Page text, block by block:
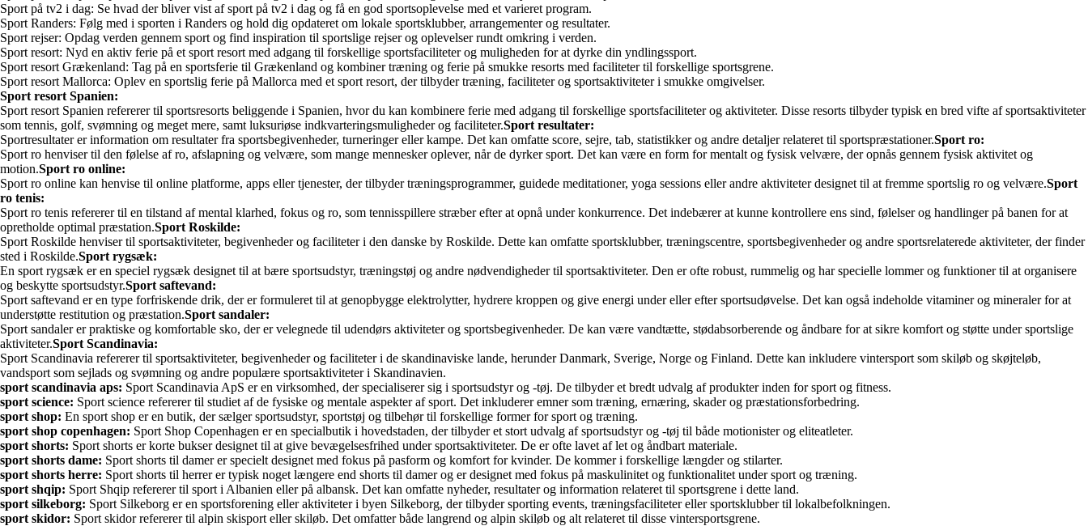
Sport på tv2 i dag: Se hvad der bliver vist af sport på tv2 i dag og få en god sportsoplevelse med et varieret program.
Sport Randers: Følg med i sporten i Randers og hold dig opdateret om lokale sportsklubber, arrangementer og resultater.
Sport rejser: Opdag verden gennem sport og find inspiration til sportslige rejser og oplevelser rundt omkring i verden.
Sport resort: Nyd en aktiv ferie på et sport resort med adgang til forskellige sportsfaciliteter og muligheden for at dyrke din yndlingssport.
Sport resort Grækenland: Tag på en sportsferie til Grækenland og kombiner træning og ferie på smukke resorts med faciliteter til forskellige sportsgrene.
Sport resort Mallorca: Oplev en sportslig ferie på Mallorca med et sport resort, der tilbyder træning, faciliteter og sportsaktiviteter i smukke omgivelser.
Sport resort Spanien:
Sport resort Spanien refererer til sportsresorts beliggende i Spanien, hvor du kan kombinere ferie med adgang til forskellige sportsfaciliteter og aktiviteter. Disse resorts tilbyder typisk en bred vifte af sportsaktiviteter
som tennis, golf, svømning og meget mere, samt luksuriøse indkvarteringsmuligheder og faciliteter.Sport resultater:
Sportresultater er information om resultater fra sportsbegivenheder, turneringer eller kampe. Det kan omfatte score, sejre, tab, statistikker og andre detaljer relateret til sportspræstationer.Sport ro:
Sport ro henviser til den følelse af ro, afslapning og velvære, som mange mennesker oplever, når de dyrker sport. Det kan være en form for mentalt og fysisk velvære, der opnås gennem fysisk aktivitet og
motion.Sport ro online:
Sport ro online kan henvise til online platforme, apps eller tjenester, der tilbyder træningsprogrammer, guidede meditationer, yoga sessions eller andre aktiviteter designet til at fremme sportslig ro og velvære.Sport
ro tenis:
Sport ro tenis refererer til en tilstand af mental klarhed, fokus og ro, som tennisspillere stræber efter at opnå under konkurrence. Det indebærer at kunne kontrollere ens sind, følelser og handlinger på banen for at
opretholde optimal præstation.Sport Roskilde:
Sport Roskilde henviser til sportsaktiviteter, begivenheder og faciliteter i den danske by Roskilde. Dette kan omfatte sportsklubber, træningscentre, sportsbegivenheder og andre sportsrelaterede aktiviteter, der finder
sted i Roskilde.Sport rygsæk:
En sport rygsæk er en speciel rygsæk designet til at bære sportsudstyr, træningstøj og andre nødvendigheder til sportsaktiviteter. Den er ofte robust, rummelig og har specielle lommer og funktioner til at organisere
og beskytte sportsudstyr.Sport saftevand:
Sport saftevand er en type forfriskende drik, der er formuleret til at genopbygge elektrolytter, hydrere kroppen og give energi under eller efter sportsudøvelse. Det kan også indeholde vitaminer og mineraler for at
understøtte restitution og præstation.Sport sandaler:
Sport sandaler er praktiske og komfortable sko, der er velegnede til udendørs aktiviteter og sportsbegivenheder. De kan være vandtætte, stødabsorberende og åndbare for at sikre komfort og støtte under sportslige
aktiviteter.Sport Scandinavia:
Sport Scandinavia refererer til sportsaktiviteter, begivenheder og faciliteter i de skandinaviske lande, herunder Danmark, Sverige, Norge og Finland. Dette kan inkludere vintersport som skiløb og skøjteløb,
vandsport som sejlads og svømning og andre populære sportsaktiviteter i Skandinavien.
sport scandinavia aps: Sport Scandinavia ApS er en virksomhed, der specialiserer sig i sportsudstyr og -tøj. De tilbyder et bredt udvalg af produkter inden for sport og fitness.
sport science: Sport science refererer til studiet af de fysiske og mentale aspekter af sport. Det inkluderer emner som træning, ernæring, skader og præstationsforbedring.
sport shop: En sport shop er en butik, der sælger sportsudstyr, sportstøj og tilbehør til forskellige former for sport og træning.
sport shop copenhagen: Sport Shop Copenhagen er en specialbutik i hovedstaden, der tilbyder et stort udvalg af sportsudstyr og -tøj til både motionister og eliteatleter.
sport shorts: Sport shorts er korte bukser designet til at give bevægelsesfrihed under sportsaktiviteter. De er ofte lavet af let og åndbart materiale.
sport shorts dame: Sport shorts til damer er specielt designet med fokus på pasform og komfort for kvinder. De kommer i forskellige længder og stilarter.
sport shorts herre: Sport shorts til herrer er typisk noget længere end shorts til damer og er designet med fokus på maskulinitet og funktionalitet under sport og træning.
sport shqip: Sport Shqip refererer til sport i Albanien eller på albansk. Det kan omfatte nyheder, resultater og information relateret til sportsgrene i dette land.
sport silkeborg: Sport Silkeborg er en sportsforening eller aktiviteter i byen Silkeborg, der tilbyder sporting events, træningsfaciliteter eller sportsklubber til lokalbefolkningen.
sport skidor: Sport skidor refererer til alpin skisport eller skiløb. Det omfatter både langrend og alpin skiløb og alt relateret til disse vintersportsgrene.